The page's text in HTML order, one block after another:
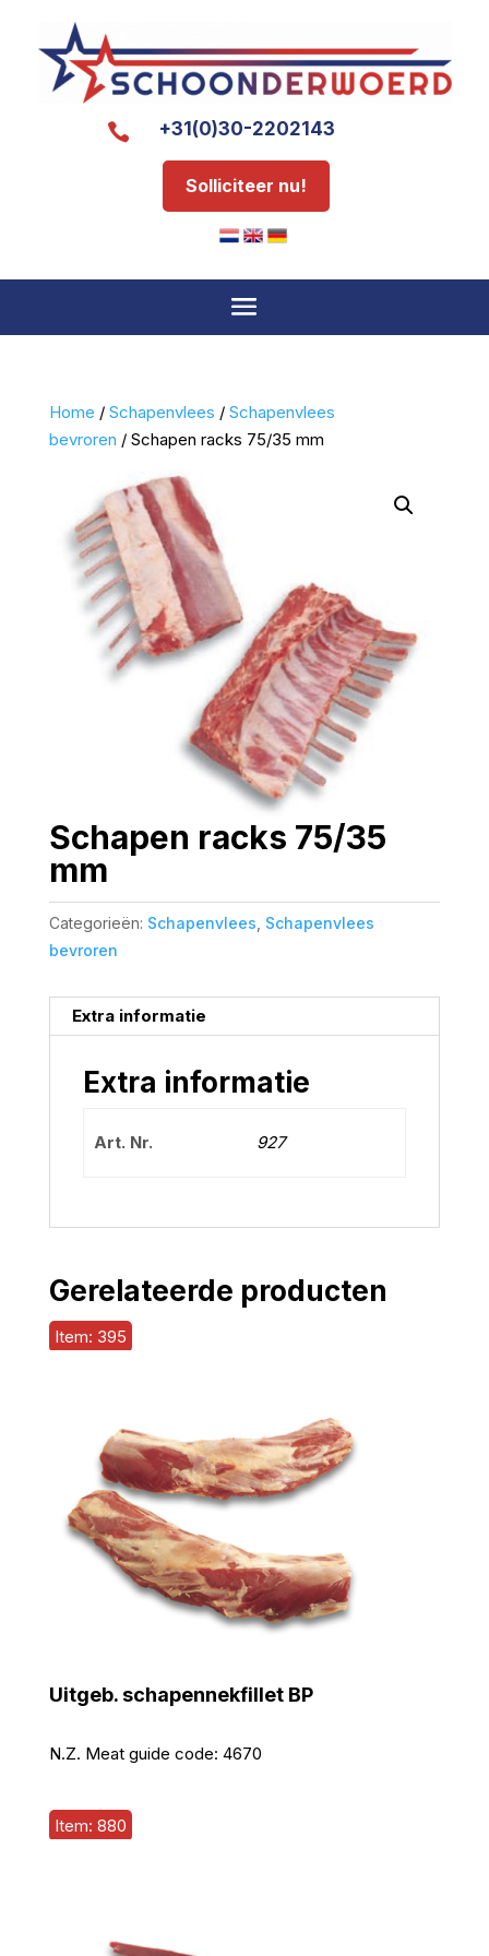
 +31(0)30-2202143
Solliciteer nu!
Home / Schapenvlees / Schapenvlees
bevroren / Schapen racks 75/35 mm
Schapen racks 75/35
mm
Categorieën: Schapenvlees Schapenvlees
bevroren
Extra informatie
Extra informatie
Art. Nr. 927
Gerelateerde producten
Item: 395
Uitgeb. schapennekfillet BP
N.Z. Meat guide code: 4670
Item: 880